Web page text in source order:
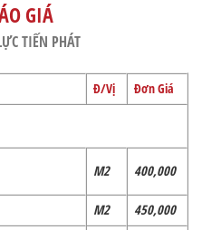
GIÁ
TIẾN PHÁT
Đ/Vị Đơn Giá
5mm M2 400,000
M2
450,000